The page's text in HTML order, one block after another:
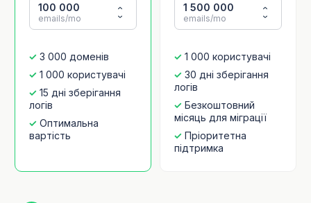
100 000
emails/mo
3 000 доменів
1 000 користувачі
15 дні зберігання
логів
Оптимальна
вартість
1 500 000
emails/mo
1 000 користувачі
30 дні зберігання
логів
Безкоштовний
місяць для міграції
Пріоритетна
підтримка